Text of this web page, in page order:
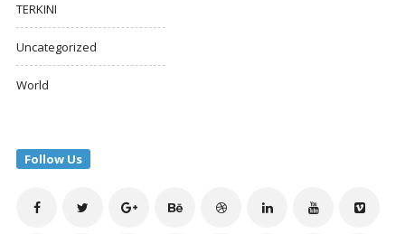
TERKINI
Uncategorized
World
Follow Us